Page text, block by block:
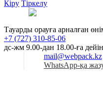
Кіру Тіркелу
Тауарды орауға арналған
+7 (727) 310-85-06
дс-жм 9.00-дан 18.00-ға дейін
mail@webpack.kz
WhatsApp-қа